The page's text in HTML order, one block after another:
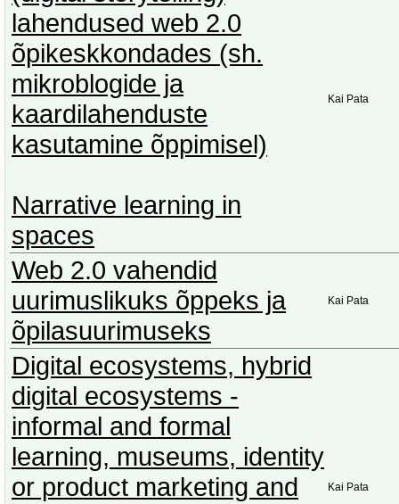
lahendused web 2.0
õpikeskkondades (sh.
mikroblogide ja
kaardilahenduste
kasutamine õppimisel)
Narrative learning in
spaces
Kai Pata
Web 2.0 vahendid
uurimuslikuks õppeks ja
õpilasuurimuseks
Kai Pata
Digital ecosystems, hybrid
digital ecosystems -
informal and formal
learning, museums, identity
or product marketing and
Kai Pata